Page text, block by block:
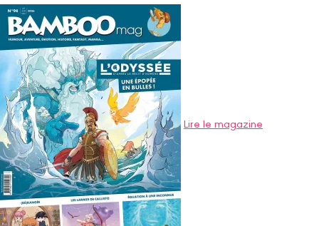
Lire le magazine